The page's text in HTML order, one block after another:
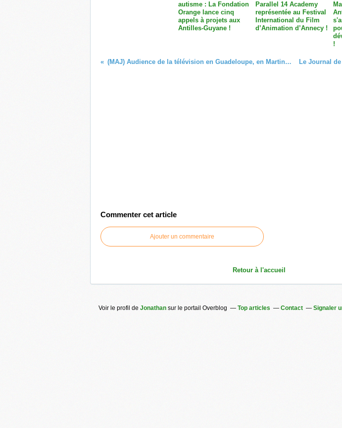
autisme : La Fondation
Orange lance cinq
appels à projets aux
Antilles-Guyane !
Parallel 14 Academy
représentée au Festival
International du Film
d’Animation d’Annecy !
!
(MAJ) Audience de la télévision en Guadeloupe, en Martinique et à La Réunion
Commenter cet article
Ajouter un commentaire
Retour à l'accueil
Voir le profil de Jonathan sur le portail Overblog Top articles Contact Signaler